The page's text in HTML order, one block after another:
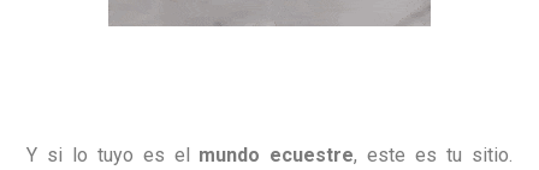
Y si lo tuyo es el mundo ecuestre, este es tu sitio.